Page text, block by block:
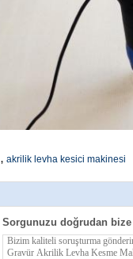
, akrilik levha kesici makinesi
Sorgunuzu doğrudan